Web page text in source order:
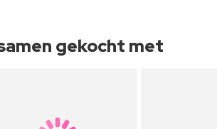
gekocht met